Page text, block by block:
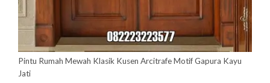
Pintu Rumah Mewah Klasik Kusen Arcitrafe Motif Gapura Kayu
Jati